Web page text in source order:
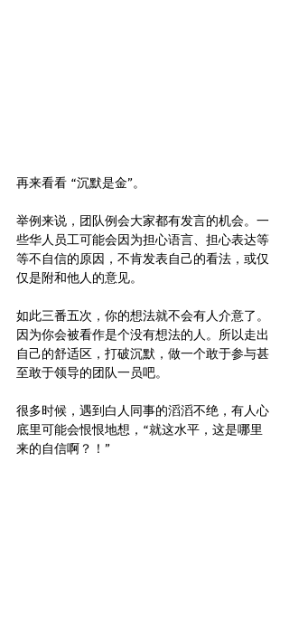
再来看看 “沉默是金”。
举例来说，团队例会大家都有发言的机会。一
些华人员工可能会因为担心语言、担心表达等
等不自信的原因，不肯发表自己的看法，或仅
仅是附和他人的意见。
如此三番五次，你的想法就不会有人介意了。
因为你会被看作是个没有想法的人。所以走出
自己的舒适区，打破沉默，做一个敢于参与甚
至敢于领导的团队一员吧。
很多时候，遇到白人同事的滔滔不绝，有人心
底里可能会恨恨地想，“就这水平，这是哪里
来的自信啊？！”